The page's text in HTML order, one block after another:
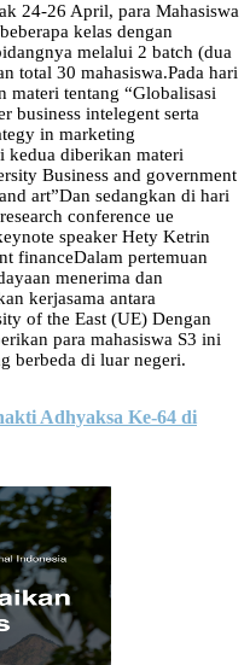
24-26 April, para Mahasiswa
kelas dengan
melalui 2 batch (dua
total 30 mahasiswa.Pada hari
materi tentang “Globalisasi
business intelegent serta
in marketing
kedua diberikan materi
Business and government
art”Dan sedangkan di hari
conference ue
speaker Hety Ketrin
financeDalam pertemuan
menerima dan
kerjasama antara
of the East (UE) Dengan
para mahasiswa S3 ini
berbeda di luar negeri.
Adhyaksa Ke-64 di